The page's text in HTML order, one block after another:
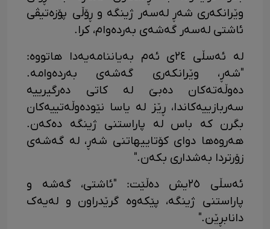
وێرانکەری شەڕ لەسەر ژینگە و ڕۆڵی پۆزەتیڤی
ئاشتی لەسەر گەشەی بەردەوام، کرا.
لە ئەسڵی ٢٤ی ئەم بەیاننامەیەدا هاتووە:
"شەڕ، وێرانکەری گەشەی بەردەوامە.
دەوڵەتەکان دەبێ لە کاتی دەرگیرییە
سەربازییەکاندا، ڕێز لە یاسا نێودەوڵەتییەکان
بگرن کە باس لە پاراستنی ژینگە دەکەن.
هەروەها دوای کۆتاییهاتنی شەڕ، لە گەشەی
زۆرتردا بەشداری بکەن."
ئەسڵی ٢٥یش دەڵێت: "ئاشتی، گەشە و
پاراستنی ژینگە، پێکەوە گرێدراون و لەیەک
دانابڕێن."